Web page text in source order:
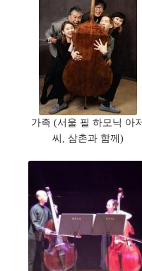
가족 (서울 필 하모닉 아저
씨, 삼촌과 함께)